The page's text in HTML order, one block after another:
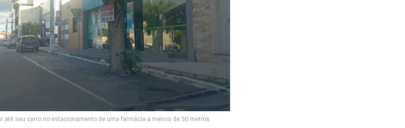
até seu carro no estacionamento de uma farmácia a menos de 50 metros